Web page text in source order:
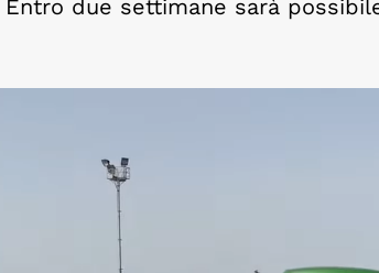
Entro due settimane sarà